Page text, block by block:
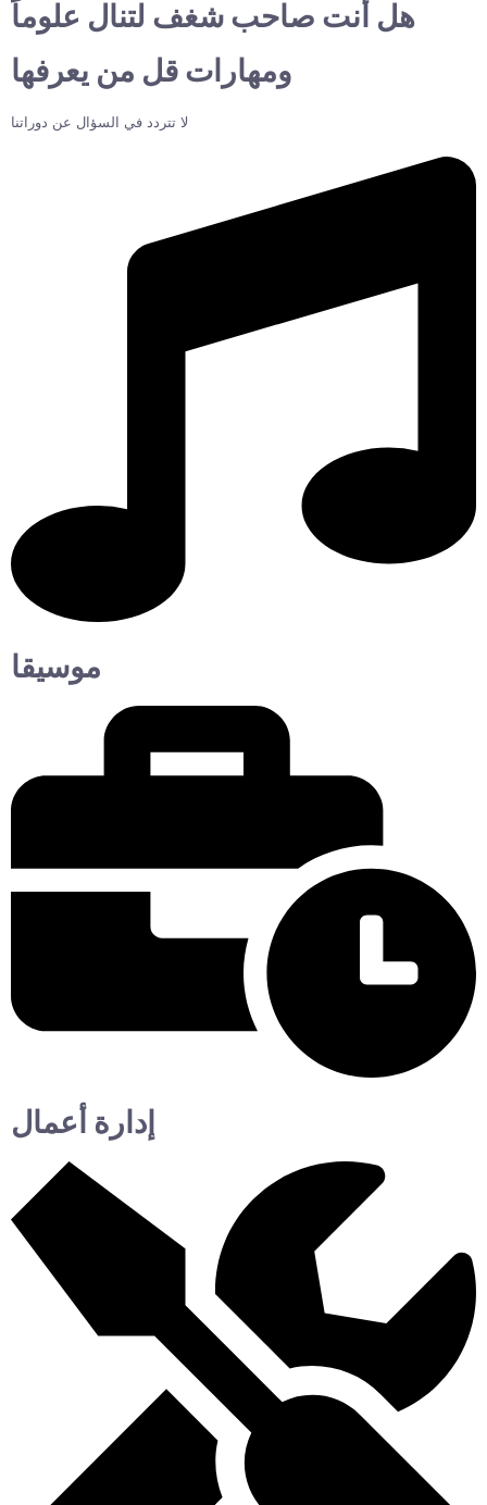
هل أنت صاحب شغف لتنال علوماً
ومهارات قل من يعرفها
لا تتردد في السؤال عن دوراتنا
موسيقا
إدارة أعمال